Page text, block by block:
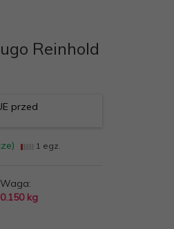
Reinhold
przed
1 egz.
Waga:
0.150 kg